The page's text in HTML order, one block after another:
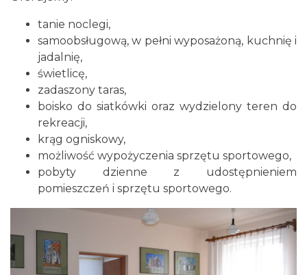
tanie noclegi,
samoobsługową, w pełni wyposażoną, kuchnię i
jadalnię,
świetlicę,
zadaszony taras,
boisko do siatkówki oraz wydzielony teren do
rekreacji,
krąg ogniskowy,
możliwość wypożyczenia sprzętu sportowego,
pobyty dzienne z udostępnieniem
pomieszczeń i sprzętu sportowego.